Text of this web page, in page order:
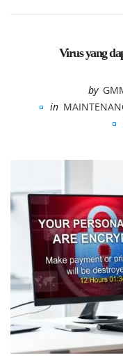
Virus yang
by
in